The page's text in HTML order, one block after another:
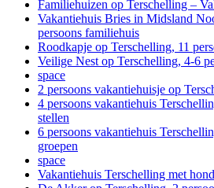
Familiehuizen op Terschelling –
Vakantiehuis Bries in Midsland
persoons familiehuis
Roodkapje op Terschelling, 11
Veilige Nest op Terschelling, 4-6
space
2 persoons vakantiehuisje op
4 persoons vakantiehuis
stellen
6 persoons vakantiehuis
groepen
space
Vakantiehuis Terschelling met hond